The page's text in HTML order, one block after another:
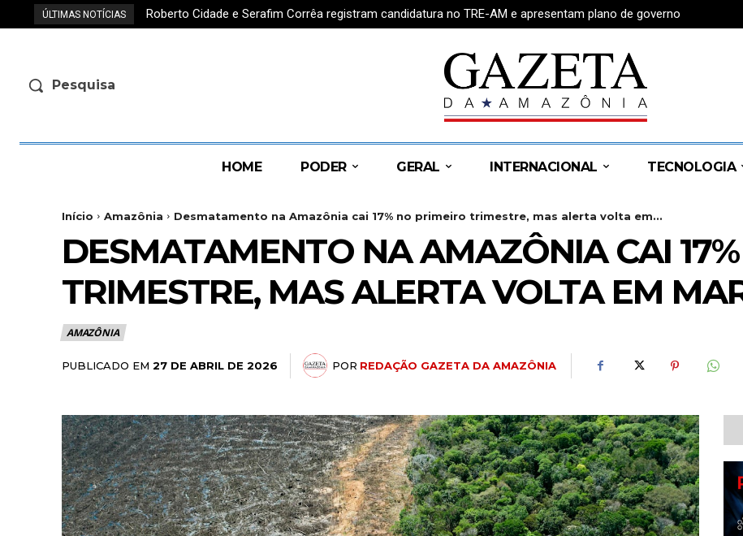
ÚLTIMAS NOTÍCIAS Roberto Cidade e Serafim Corrêa registram candidatura no TRE-AM e apresentam plano de governo
Pesquisa
HOME PODER GERAL INTERNACIONAL TECNOLOGIA
Início Amazônia Desmatamento na Amazônia cai 17% no primeiro trimestre, mas alerta volta em...
DESMATAMENTO NA AMAZÔNIA CAI
TRIMESTRE, MAS ALERTA VOLTA EM
AMAZÔNIA
PUBLICADO EM 27 DE ABRIL DE 2026 POR REDAÇÃO GAZETA DA AMAZÔNIA